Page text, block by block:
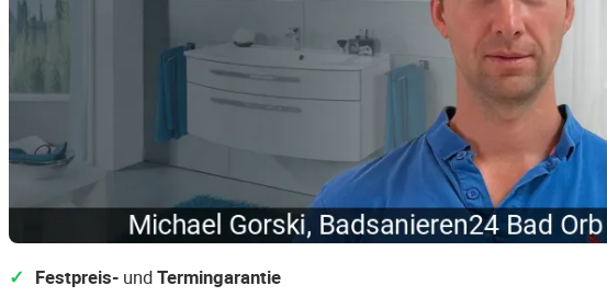
Festpreis- undTermingarantie